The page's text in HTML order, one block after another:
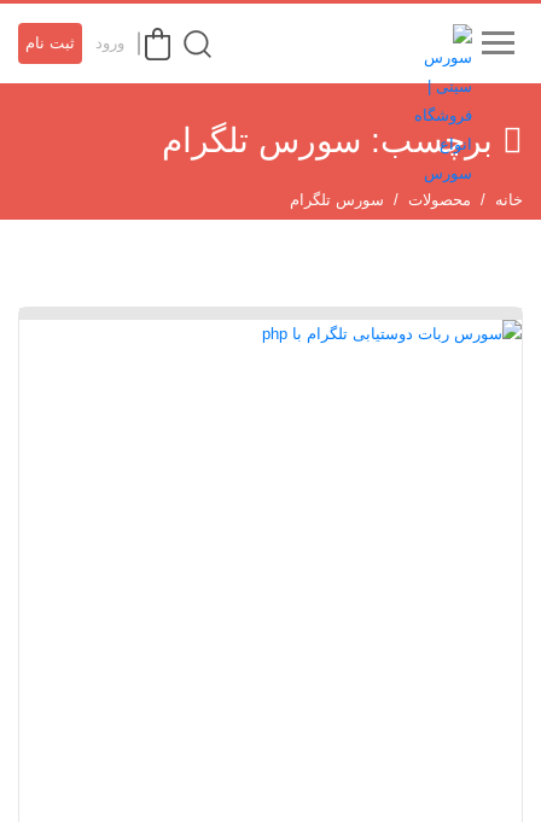
ورود ثبت نام
برچسب: سورس تلگرام
خانه محصولات سورس تلگرام